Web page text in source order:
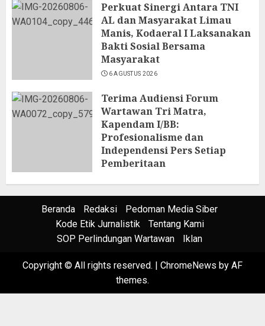
Perkuat Sinergi Antara TNI
AL dan Masyarakat Limau
Manis, Kodaeral I Laksanakan
Bakti Sosial Bersama
Masyarakat
6 AGUSTUS 2026
Terima Audiensi Forum
Wartawan Tri Matra,
Kapendam I/BB:
Profesionalisme dan
Independensi Pers Setiap
Pemberitaan
Beranda Redaksi
Pedoman Media Siber
Kode Etik Jurnalistik
Tentang Kami
SOP Perlindungan Wartawan
Iklan
Copyright © All rights reserved. | ChromeNews by AF
themes.